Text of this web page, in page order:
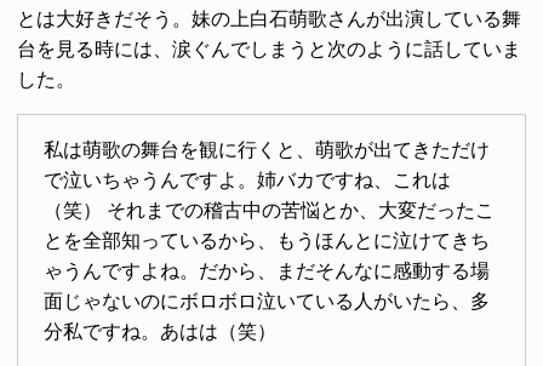
とは大好きだそう。妹の上白石萌歌さんが出演している舞
台を見る時には、涙ぐんでしまうと次のように話していま
した。
私は萌歌の舞台を観に行くと、萌歌が出てきただけ
で泣いちゃうんですよ。姉バカですね、これは
（笑） それまでの稽古中の苦悩とか、大変だったこ
とを全部知っているから、もうほんとに泣けてきち
ゃうんですよね。だから、まだそんなに感動する場
面じゃないのにボロボロ泣いている人がいたら、多
分私ですね。あはは（笑）